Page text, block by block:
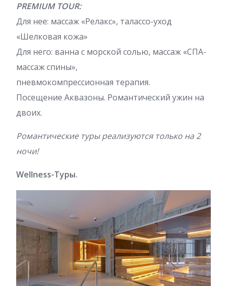
PREMIUM TOUR:
Для нее: массаж «Релакс», талассо-уход
«Шелковая кожа»
Для него: ванна с морской солью, массаж «СПА-
массаж спины»,
пневмокомпрессионная терапия.
Посещение Аквазоны. Романтический ужин на
двоих.
Романтические туры реализуются только на 2
ночи!
Wellness-Туры.